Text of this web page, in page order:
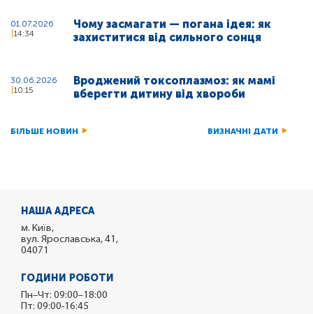
01.07.2026
14:34
Чому засмагати — погана ідея: як
захиститися від сильного сонця
30.06.2026
10:15
Вроджений токсоплазмоз: як мамі
вберегти дитину від хвороби
БІЛЬШЕ НОВИН ВИЗНАЧНІ ДАТИ
НАША АДРЕСА
м. Київ,
вул. Ярославська, 41,
04071
ГОДИНИ РОБОТИ
Пн–Чт: 09:00–18:00
Пт: 09:00-16:45